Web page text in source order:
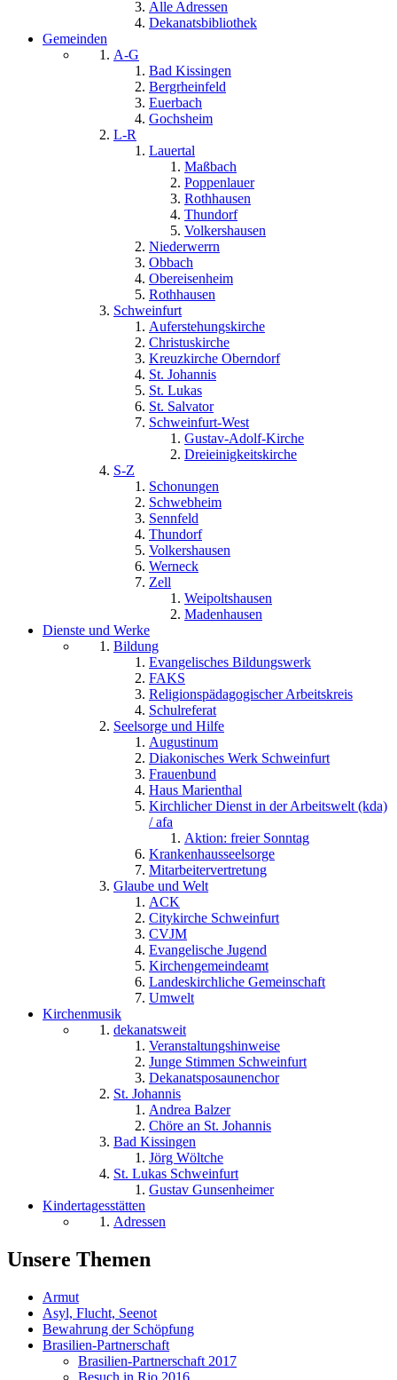
Alle Adressen
Dekanatsbibliothek
Gemeinden
A-G
Bad Kissingen
Bergrheinfeld
Euerbach
Gochsheim
L-R
Lauertal
Maßbach
Poppenlauer
Rothhausen
Thundorf
Volkershausen
Niederwerrn
Obbach
Obereisenheim
Rothhausen
Schweinfurt
Auferstehungskirche
Christuskirche
Kreuzkirche Oberndorf
St. Johannis
St. Lukas
St. Salvator
Schweinfurt-West
Gustav-Adolf-Kirche
Dreieinigkeitskirche
S-Z
Schonungen
Schwebheim
Sennfeld
Thundorf
Volkershausen
Werneck
Zell
Weipoltshausen
Madenhausen
Dienste und Werke
Bildung
Evangelisches Bildungswerk
FAKS
Religionspädagogischer Arbeitskreis
Schulreferat
Seelsorge und Hilfe
Augustinum
Diakonisches Werk Schweinfurt
Frauenbund
Haus Marienthal
Kirchlicher Dienst in der Arbeitswelt (kda)
/ afa
Aktion: freier Sonntag
Krankenhausseelsorge
Mitarbeitervertretung
Glaube und Welt
ACK
Citykirche Schweinfurt
CVJM
Evangelische Jugend
Kirchengemeindeamt
Landeskirchliche Gemeinschaft
Umwelt
Kirchenmusik
dekanatsweit
Veranstaltungshinweise
Junge Stimmen Schweinfurt
Dekanatsposaunenchor
St. Johannis
Andrea Balzer
Chöre an St. Johannis
Bad Kissingen
Jörg Wöltche
St. Lukas Schweinfurt
Gustav Gunsenheimer
Kindertagesstätten
Adressen
Unsere Themen
Armut
Asyl, Flucht, Seenot
Bewahrung der Schöpfung
Brasilien-Partnerschaft
Brasilien-Partnerschaft 2017
Besuch in Rio 2016